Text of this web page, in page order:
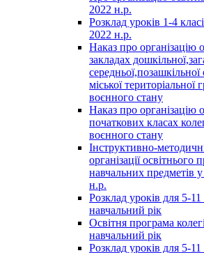
2022 н.р.
Розклад уроків 1-4
2022 н.р.
Наказ про організацію
закладах
міської територіальної
воєнного стану
Наказ про організацію
початкових класах
воєнного стану
Інструктивно-
організації
навчальних предметів
н.р.
Розклад уроків для 5-
навчальний рік
Освітня програма
навчальний рік
Розклад уроків для 5-